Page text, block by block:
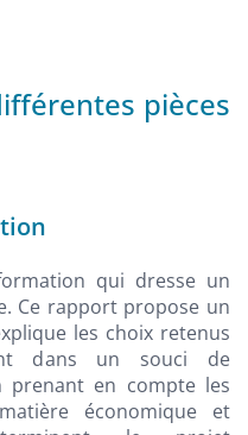
pièces
qui dresse un
Ce rapport propose un
les choix retenus
dans un souci de
prenant en compte les
économique et